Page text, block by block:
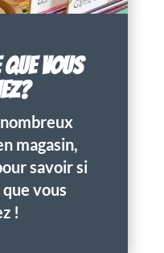
QUE VOUS
magasin,
savoir si
vous
!